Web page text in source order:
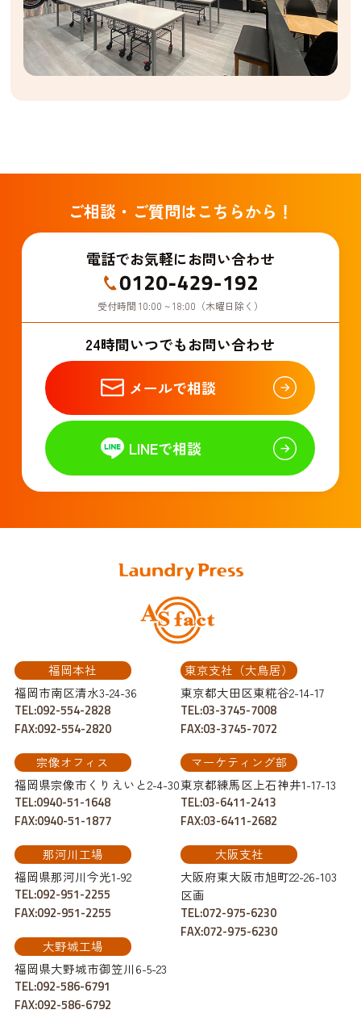
ご相談・ご質問はこちらから！
電話でお気軽にお問い合わせ
受付時間 10:00 ~ 18:00（木曜日除く）
24時間いつでもお問い合わせ
メールで相談
LINEで相談
福岡本社
福岡市南区清水3-24-36
TEL:092-554-2828
FAX:092-554-2820
宗像オフィス
福岡県宗像市くりえいと2-4-30
TEL:0940-51-1648
FAX:0940-51-1877
那河川工場
福岡県那河川今光1-92
TEL:092-951-2255
FAX:092-951-2255
大野城工場
福岡県大野城市御笠川6-5-23
TEL:092-586-6791
FAX:092-586-6792
東京支社（大鳥居）
東京都大田区東糀谷2-14-17
TEL:03-3745-7008
FAX:03-3745-7072
マーケティング部
東京都練馬区上石神井1-17-13
TEL:03-6411-2413
FAX:03-6411-2682
大阪支社
大阪府東大阪市旭町22-26-103
区画
TEL:072-975-6230
FAX:072-975-6230